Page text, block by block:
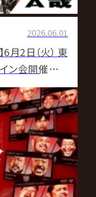
2026.06.01
6月2日（火） 東
ン会開催のお